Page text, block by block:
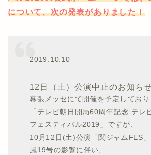
について、次の発表がありました！
2019.10.10
12日（土）公演中止のお知ら
幕張メッセにて開催を予定しており
「テレビ朝日開局60周年記念 テレ
フェスティバル2019」ですが、
10月12日(土)公演「関ジャムFES
風19号の影響に伴い、